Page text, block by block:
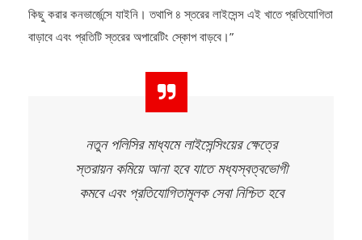
বাড়াবে এবং প্রতিটি স্তরের অপারেটিং স্কোপ বাড়বে।”
স্তরায়ন কমিয়ে আনা হবে যাতে মধ্যস্বত্বভোগী
কমবে এবং প্রতিযোগিতামূলক সেবা নিশ্চিত হবে